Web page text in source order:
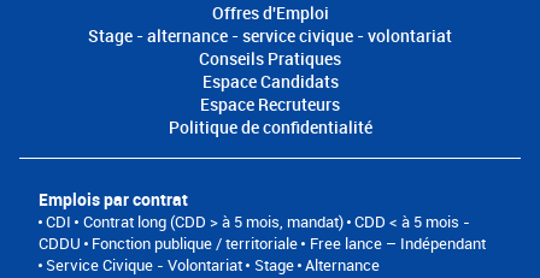
Offres d'Emploi
Stage - alternance - service civique - volontariat
Conseils Pratiques
Espace Candidats
Espace Recruteurs
Politique de confidentialité
Emplois par contrat
CDI Contrat long (CDD > à 5 mois, mandat) CDD < à 5 mois -
CDDU
Fonction publique / territoriale
Free lance – Indépendant
Service Civique - Volontariat
Stage Alternance